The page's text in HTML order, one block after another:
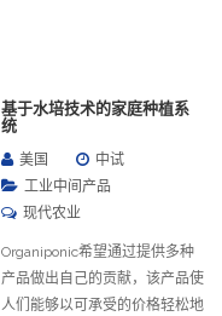
基于水培技术的家庭种植系
统
美国
中试
工业中间产品
现代农业
Organiponic希望通过提供多种
产品做出自己的贡献，该产品使
人们能够以可承受的价格轻松地